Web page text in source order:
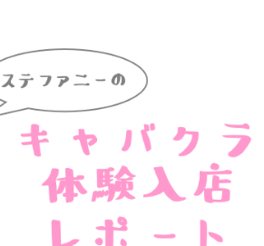
ーのキャバク
レポート